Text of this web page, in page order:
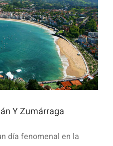
Y Zumárraga
día fenomenal en la